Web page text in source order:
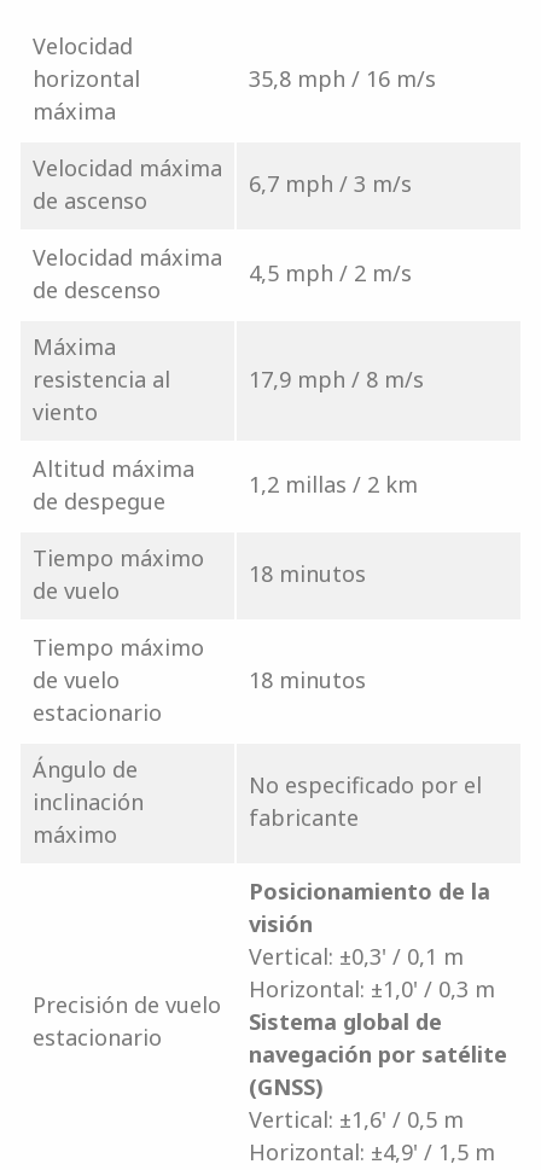
Velocidad
horizontal
máxima
35,8 mph / 16 m/s
Velocidad máxima
de ascenso
6,7 mph / 3 m/s
Velocidad máxima
de descenso
4,5 mph / 2 m/s
Máxima
resistencia al
viento
17,9 mph / 8 m/s
Altitud máxima
de despegue
1,2 millas / 2 km
Tiempo máximo
de vuelo
18 minutos
Tiempo máximo
de vuelo
estacionario
18 minutos
Ángulo de
inclinación
máximo
No especificado por el
fabricante
Precisión de vuelo
estacionario
Posicionamiento de la
visión
Vertical: ±0,3' / 0,1 m
Horizontal: ±1,0' / 0,3 m
Sistema global de
navegación por satélite
(GNSS)
Vertical: ±1,6' / 0,5 m
Horizontal: ±4,9' / 1,5 m